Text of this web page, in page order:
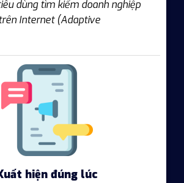
dùng tìm kiếm doanh nghiệp
Internet (Adaptive
hiện đúng lúc